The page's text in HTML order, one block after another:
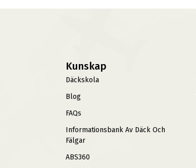
Kunskap
Däckskola
Blog
FAQs
Informationsbank Av Däck Och
Fälgar
ABS360